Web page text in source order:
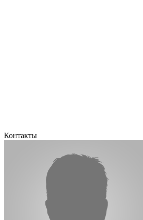
Контакты